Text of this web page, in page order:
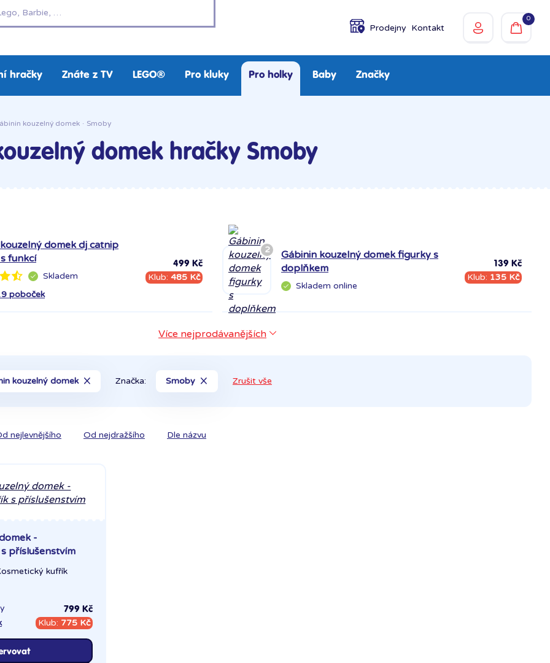
Prodejny Kontakt
0
hračky Znáte z TV LEGO® Pro kluky Pro holky Baby Značky
kouzelný domek · Smoby
domek hračky Smoby
domek dj catnip
funkcí
Skladem
poboček
499 Kč
Klub: 485 Kč
2
Gábinin kouzelný domek figurky s
doplňkem
Skladem online
139 Kč
Klub: 135 Kč
Více nejprodávanějších
kouzelný domek Značka: Smoby Zrušit vše
nejlevnějšího Od nejdražšího Dle názvu
-
příslušenstvím
kufřík
799 Kč
Klub: 775 Kč